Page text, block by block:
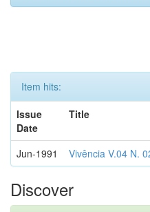
Item hits:
Issue
Date
Title
Jun-1991 Vivência V.04 N.
Discover